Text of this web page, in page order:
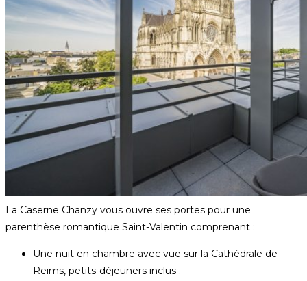
La Caserne Chanzy vous ouvre ses portes pour une
parenthèse romantique Saint-Valentin comprenant :
Une nuit en chambre avec vue sur la Cathédrale de
Reims, petits-déjeuners inclus .